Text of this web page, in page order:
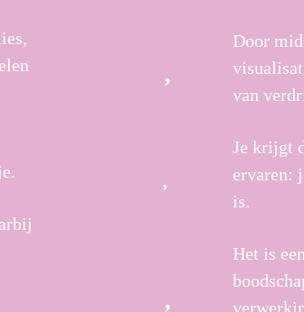
Door
van
Je krijgt
ervaren:
is.
Het is